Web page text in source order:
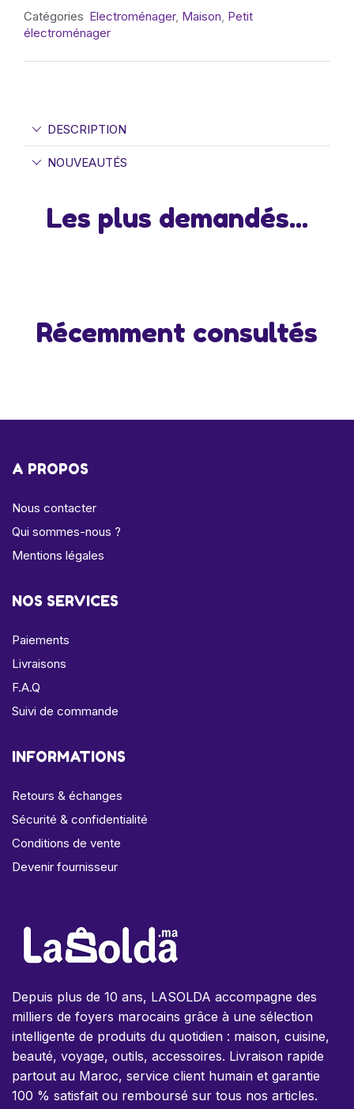
Catégories Electroménager, Maison, Petit
électroménager
DESCRIPTION
NOUVEAUTÉS
Les plus demandés...
Récemment consultés
A PROPOS
Nous contacter
Qui sommes-nous ?
Mentions légales
NOS SERVICES
Paiements
Livraisons
F.A.Q
Suivi de commande
INFORMATIONS
Retours & échanges
Sécurité & confidentialité
Conditions de vente
Devenir fournisseur
Depuis plus de 10 ans, LASOLDA accompagne des
milliers de foyers marocains grâce à une sélection
intelligente de produits du quotidien : maison, cuisine,
beauté, voyage, outils, accessoires. Livraison rapide
partout au Maroc, service client humain et garantie
100 % satisfait ou remboursé sur tous nos articles.